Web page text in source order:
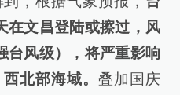
在文昌登陆或擦过，风
台风级），将严重影响
北部海域。叠加国庆